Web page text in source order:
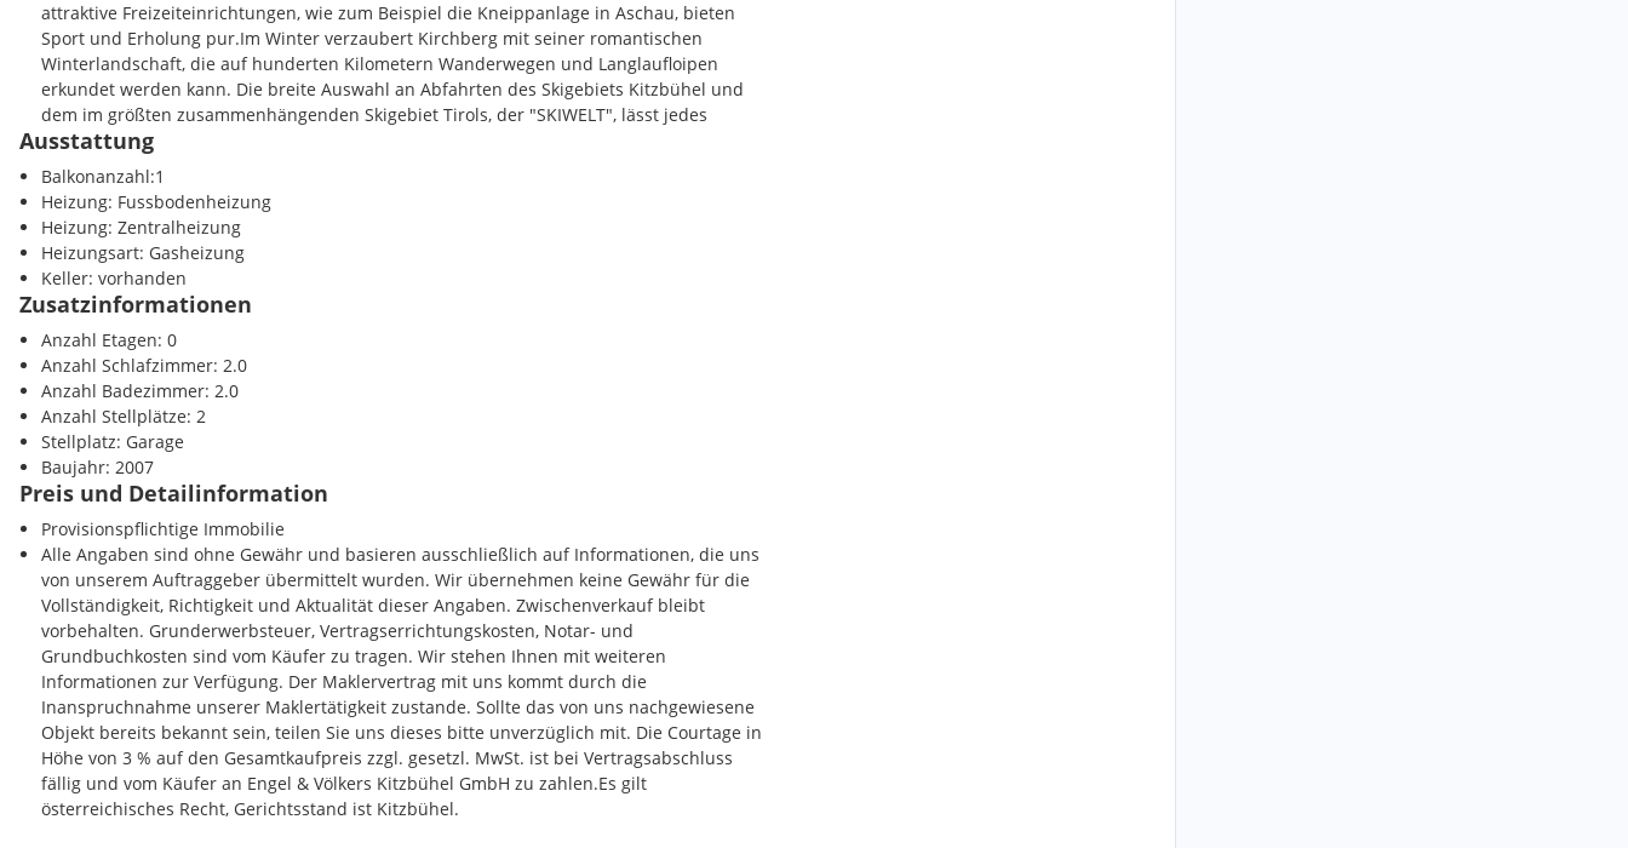
attraktive Freizeiteinrichtungen, wie zum Beispiel die Kneippanlage in Aschau, bieten
Sport und Erholung pur.Im Winter verzaubert Kirchberg mit seiner romantischen
Winterlandschaft, die auf hunderten Kilometern Wanderwegen und Langlaufloipen
erkundet werden kann. Die breite Auswahl an Abfahrten des Skigebiets Kitzbühel und
dem im größten zusammenhängenden Skigebiet Tirols, der "SKIWELT", lässt jedes
Skifahrerherz mit Garantie schneller schlagen. Den "Newcomern" bietet Kirchberg den
einzigartigen Service kostenloser Übungslifte im Tal.
Ausstattung
Balkonanzahl:1
Heizung: Fussbodenheizung
Heizung: Zentralheizung
Heizungsart: Gasheizung
Keller: vorhanden
Zusatzinformationen
Anzahl Etagen: 0
Anzahl Schlafzimmer: 2.0
Anzahl Badezimmer: 2.0
Anzahl Stellplätze: 2
Stellplatz: Garage
Baujahr: 2007
Preis und Detailinformation
Provisionspflichtige Immobilie
Alle Angaben sind ohne Gewähr und basieren ausschließlich auf Informationen, die uns
von unserem Auftraggeber übermittelt wurden. Wir übernehmen keine Gewähr für die
Vollständigkeit, Richtigkeit und Aktualität dieser Angaben. Zwischenverkauf bleibt
vorbehalten. Grunderwerbsteuer, Vertragserrichtungskosten, Notar- und
Grundbuchkosten sind vom Käufer zu tragen. Wir stehen Ihnen mit weiteren
Informationen zur Verfügung. Der Maklervertrag mit uns kommt durch die
Inanspruchnahme unserer Maklertätigkeit zustande. Sollte das von uns nachgewiesene
Objekt bereits bekannt sein, teilen Sie uns dieses bitte unverzüglich mit. Die Courtage in
Höhe von 3 % auf den Gesamtkaufpreis zzgl. gesetzl. MwSt. ist bei Vertragsabschluss
fällig und vom Käufer an Engel & Völkers Kitzbühel GmbH zu zahlen.Es gilt
österreichisches Recht, Gerichtsstand ist Kitzbühel.